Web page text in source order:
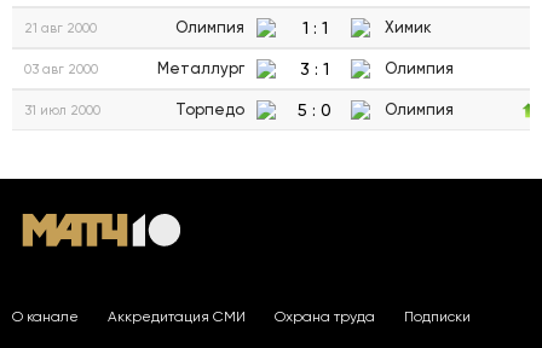
21 авг 2000 Олимпия 1 : 1 Химик
03 авг 2000 Металлург 3 : 1 Олимпия
31 июл 2000 Торпедо 5 : 0 Олимпия
О канале Аккредитация СМИ Охрана труда Подписки